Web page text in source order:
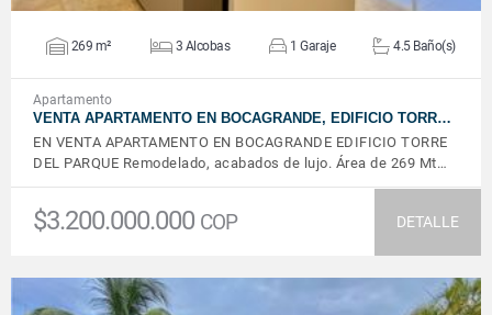
269 m² 3 Alcobas 1 Garaje 4.5 Baño(s)
Apartamento
VENTA APARTAMENTO EN BOCAGRANDE, EDIFICIO TORR…
EN VENTA APARTAMENTO EN BOCAGRANDE EDIFICIO TORRE
DEL PARQUE Remodelado, acabados de lujo. Área de 269 Mt…
$3.200.000.000 COP DETALLE